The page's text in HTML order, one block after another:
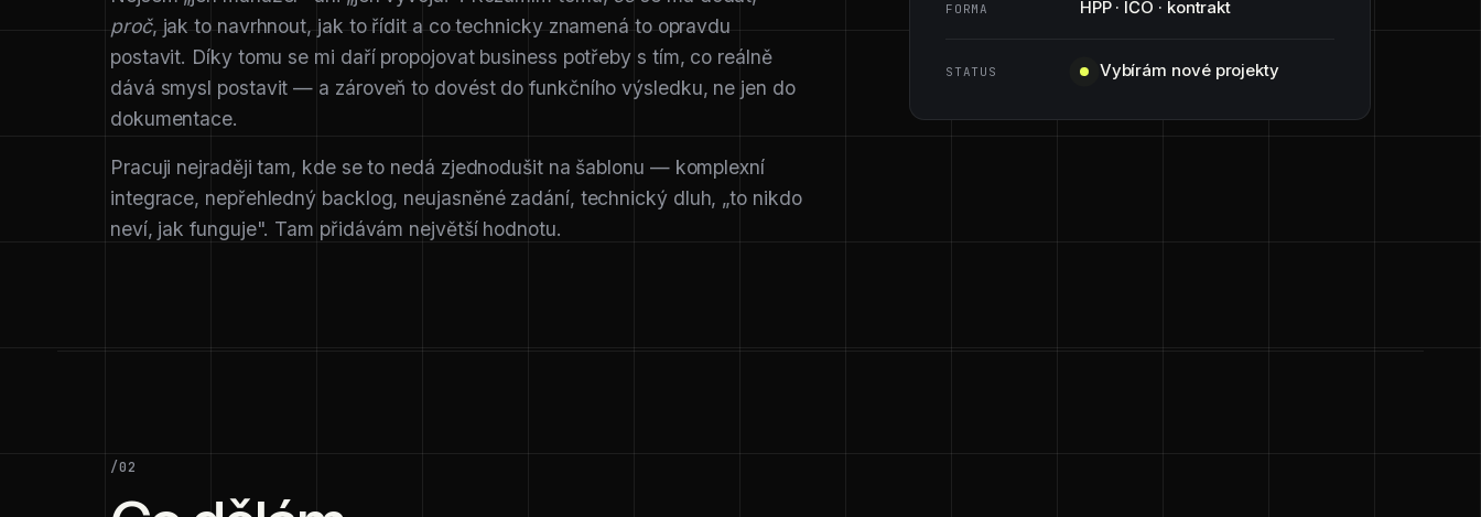
proč, jak to navrhnout, jak to řídit a co technicky znamená to opravdu
postavit. Díky tomu se mi daří propojovat business potřeby s tím, co reálně
dává smysl postavit — a zároveň to dovést do funkčního výsledku, ne jen do
dokumentace.
Pracuji nejraději tam, kde se to nedá zjednodušit na šablonu — komplexní
integrace, nepřehledný backlog, neujasněné zadání, technický dluh, „to nikdo
neví, jak funguje". Tam přidávám největší hodnotu.
FORMA HPP · IČO · kontrakt
STATUS Vybírám nové projekty
/02